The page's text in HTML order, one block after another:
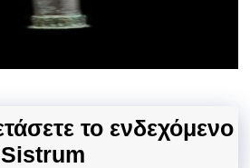
το ενδεχόμενο
Sistrum